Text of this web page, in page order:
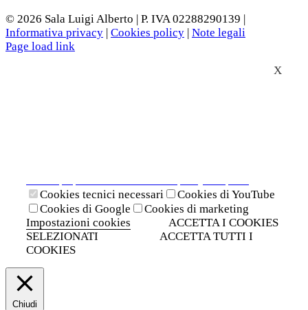
© 2026 Sala Luigi Alberto | P. IVA 02288290139 |
Informativa privacy | Cookies policy | Note legali
Page load link
X
Cookies tecnici necessari
Cookies di YouTube
Cookies di Google
Cookies di marketing
Impostazioni cookies
ACCETTA I COOKIES
SELEZIONATI
ACCETTA TUTTI I
COOKIES
Chiudi